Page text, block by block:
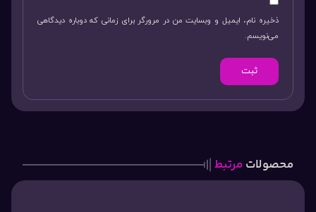
ذخیره نام، ایمیل و وبسایت من در مرورگر برای زمانی که دوباره دیدگاهی
می‌نویسم.
محصولات مرتبط